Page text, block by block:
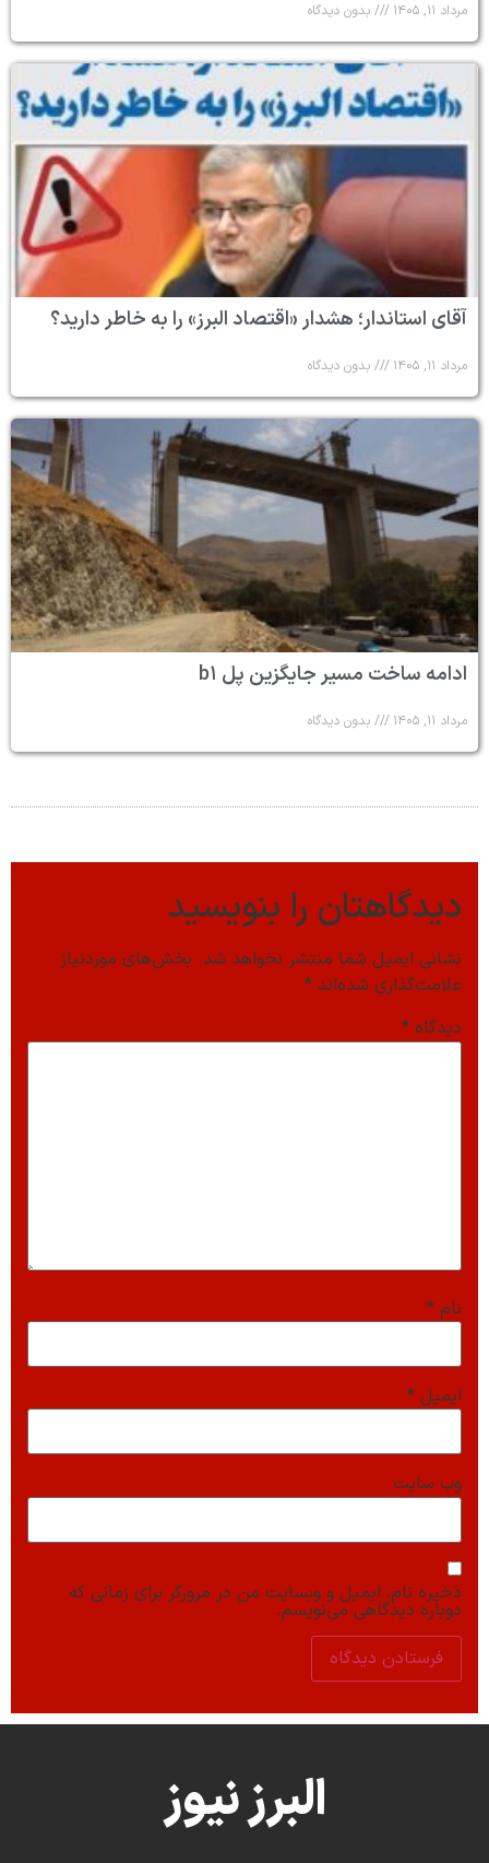
مرداد ۱۱, ۱۴۰۵ بدون دیدگاه
آقای استاندار؛ هشدار «اقتصاد البرز» را به خاطر دارید؟
مرداد ۱۱, ۱۴۰۵ بدون دیدگاه
ادامه ساخت مسیر جایگزین پل b۱
مرداد ۱۱, ۱۴۰۵ بدون دیدگاه
دیدگاهتان را بنویسید
نشانی ایمیل شما منتشر نخواهد شد. بخش‌های موردنیاز
علامت‌گذاری شده‌اند *
دیدگاه *
نام *
ایمیل *
وب‌ سایت
ذخیره نام، ایمیل و وبسایت من در مرورگر برای زمانی که
دوباره دیدگاهی می‌نویسم.
البرز نیوز